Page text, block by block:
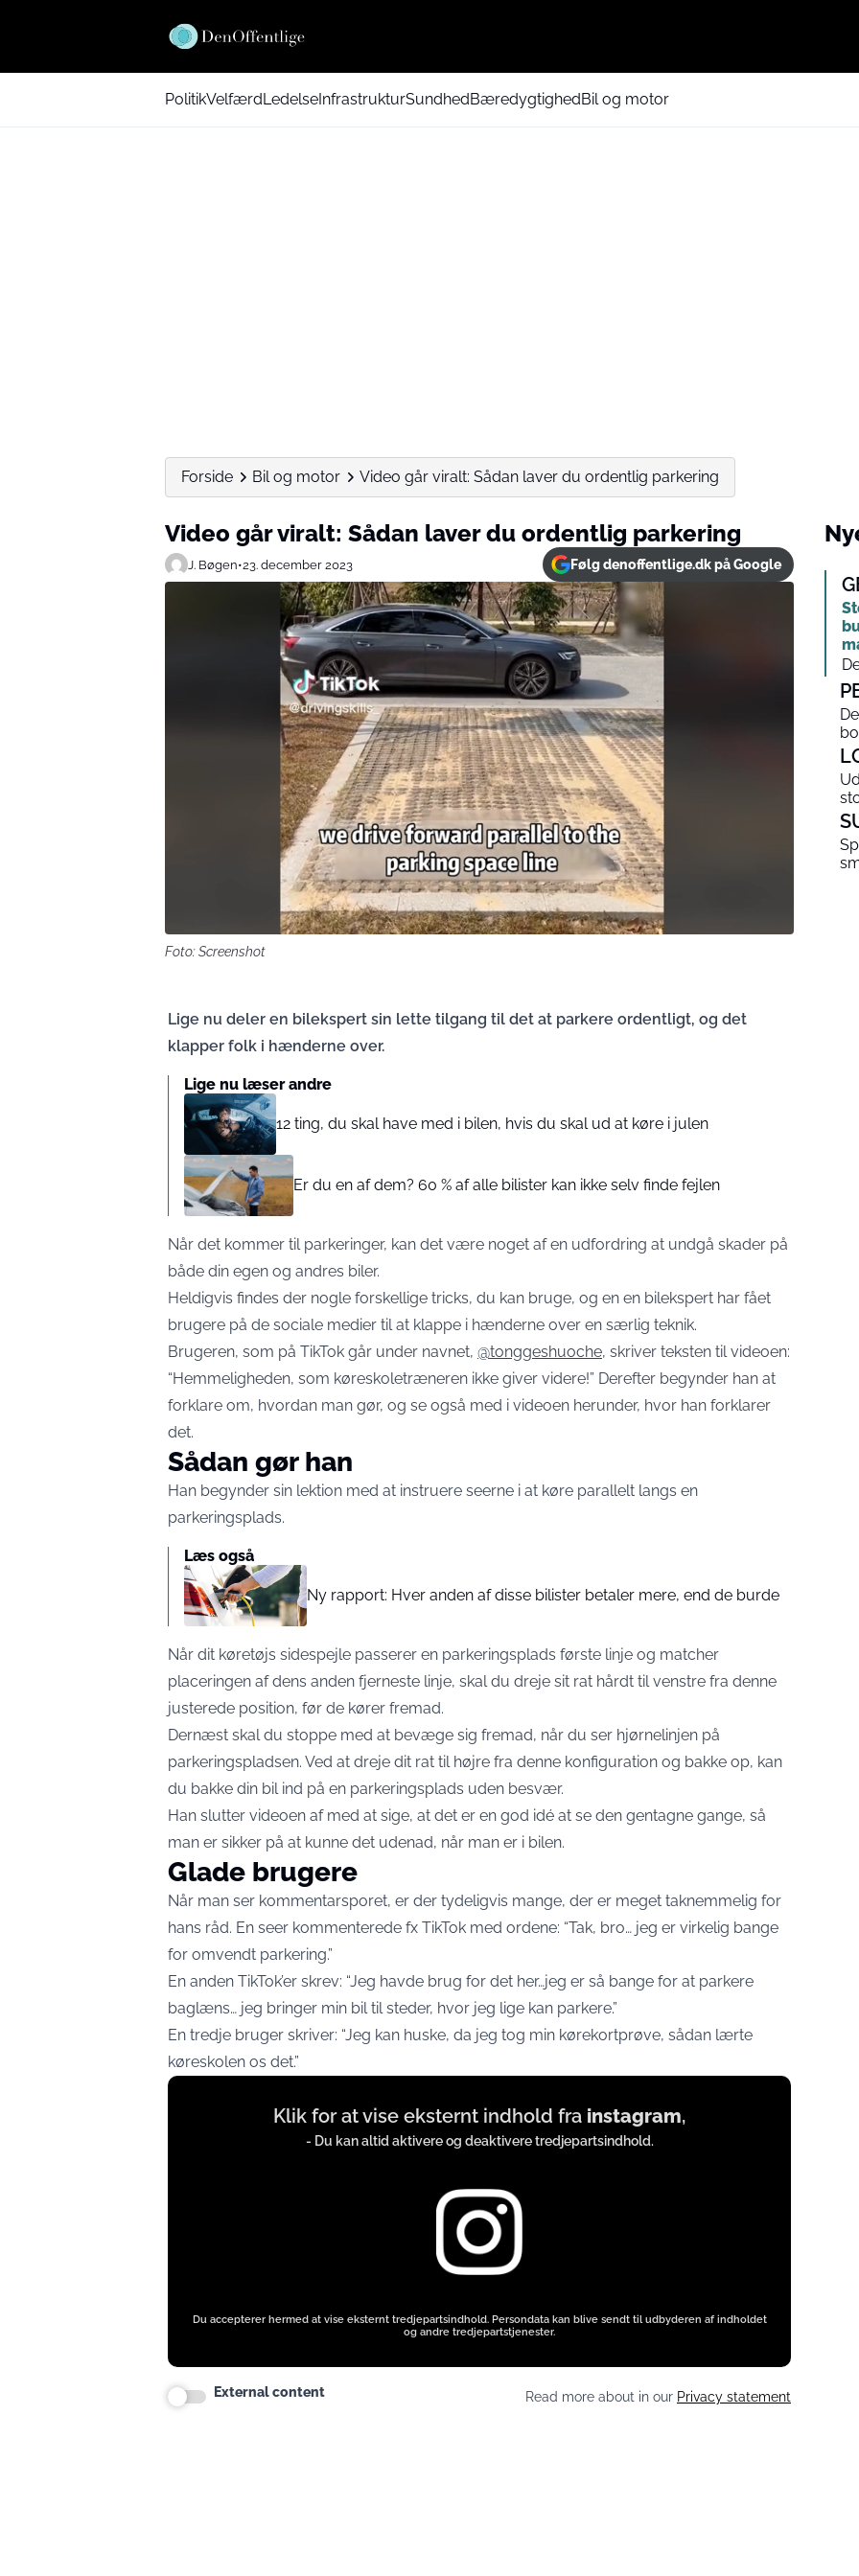
PolitikVelfærdLedelseInfrastrukturSundhedBæredygtighedBil og motor
Forside Bil og motor Video går viralt: Sådan laver du ordentlig parkering
Video går viralt: Sådan laver du ordentlig parkering
J. Bøgen•23. december 2023 Følg denoffentlige.dk på Google
Foto: Screenshot
Lige nu deler en bilekspert sin lette tilgang til det at parkere ordentligt, og det
klapper folk i hænderne over.
Lige nu læser andre
12 ting, du skal have med i bilen, hvis du skal ud at køre i julen
Er du en af dem? 60 % af alle bilister kan ikke selv finde fejlen
Når det kommer til parkeringer, kan det være noget af en udfordring at undgå skader på
både din egen og andres biler.
Heldigvis findes der nogle forskellige tricks, du kan bruge, og en en bilekspert har fået
brugere på de sociale medier til at klappe i hænderne over en særlig teknik.
Brugeren, som på TikTok går under navnet, @tonggeshuoche, skriver teksten til videoen:
“Hemmeligheden, som køreskoletræneren ikke giver videre!” Derefter begynder han at
forklare om, hvordan man gør, og se også med i videoen herunder, hvor han forklarer
det.
Sådan gør han
Han begynder sin lektion med at instruere seerne i at køre parallelt langs en
parkeringsplads.
Læs også
Ny rapport: Hver anden af disse bilister betaler mere, end de burde
Når dit køretøjs sidespejle passerer en parkeringsplads første linje og matcher
placeringen af ​​dens anden fjerneste linje, skal du dreje sit rat hårdt til venstre fra denne
justerede position, før de kører fremad.
Dernæst skal du stoppe med at bevæge sig fremad, når du ser hjørnelinjen på
parkeringspladsen. Ved at dreje dit rat til højre fra denne konfiguration og bakke op, kan
du bakke din bil ind på en parkeringsplads uden besvær.
Han slutter videoen af med at sige, at det er en god idé at se den gentagne gange, så
man er sikker på at kunne det udenad, når man er i bilen.
Glade brugere
Når man ser kommentarsporet, er der tydeligvis mange, der er meget taknemmelig for
hans råd. En seer kommenterede fx TikTok med ordene: “Tak, bro… jeg er virkelig bange
for omvendt parkering.”
En anden TikTok’er skrev: “Jeg havde brug for det her…jeg er så bange for at parkere
baglæns… jeg bringer min bil til steder, hvor jeg lige kan parkere.”
En tredje bruger skriver: “Jeg kan huske, da jeg tog min kørekortprøve, sådan lærte
køreskolen os det.”
Display
Klik for at vise eksternt indhold fra instagram,
- Du kan altid aktivere og deaktivere tredjepartsindhold.
Du accepterer hermed at vise eksternt tredjepartsindhold. Persondata kan blive sendt til udbyderen af indholdet
og andre tredjepartstjenester.
External content Read more about in our Privacy statement